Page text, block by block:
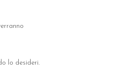
lo desideri.